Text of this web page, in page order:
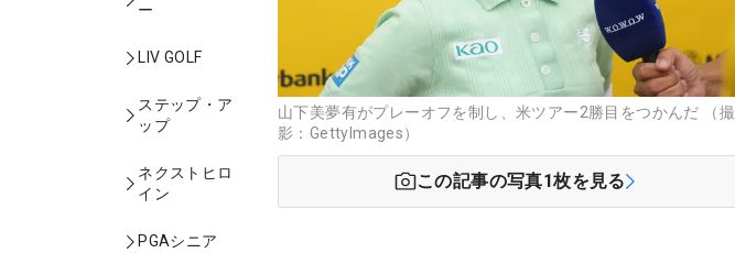
ー
LIV GOLF
ステップ・ア
ップ
ネクストヒロ
イン
PGAシニア
山下美夢有がプレーオフを制し、米ツアー2勝目をつかんだ （撮
影：GettyImages）
この記事の写真1枚を見る